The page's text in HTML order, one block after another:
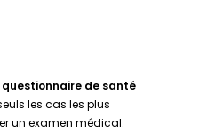
questionnaire de santé
les cas les plus
un examen médical.